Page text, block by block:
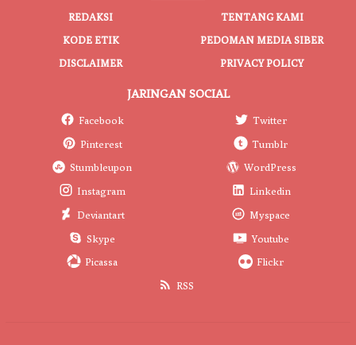
REDAKSI
TENTANG KAMI
KODE ETIK
PEDOMAN MEDIA SIBER
DISCLAIMER
PRIVACY POLICY
JARINGAN SOCIAL
Facebook
Twitter
Pinterest
Tumblr
Stumbleupon
WordPress
Instagram
Linkedin
Deviantart
Myspace
Skype
Youtube
Picassa
Flickr
RSS